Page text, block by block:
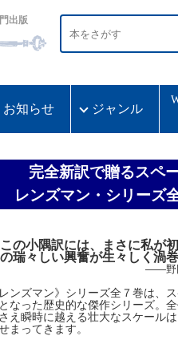
出版
お知らせ ジャンル
完全新訳で贈るスペ
レンズマン・シリーズ
この小隅訳には、まさに私が
瑞々しい興奮が生々しく渦巻
――野
レンズマン》シリーズ全７巻は、
なった歴史的な傑作シリーズ。
え瞬時に越える壮大なスケール
まってきます。